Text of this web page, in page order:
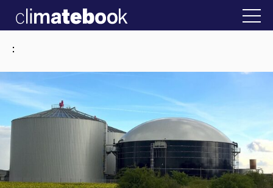
Ελλάδα 22 ΙΑΝ 2026 2025 Η άβολη
: